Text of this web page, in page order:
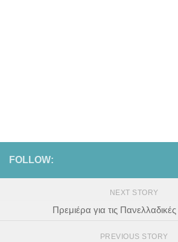
FOLLOW:
NEXT STORY
Πρεμιέρα για τις
PREVIOUS STORY